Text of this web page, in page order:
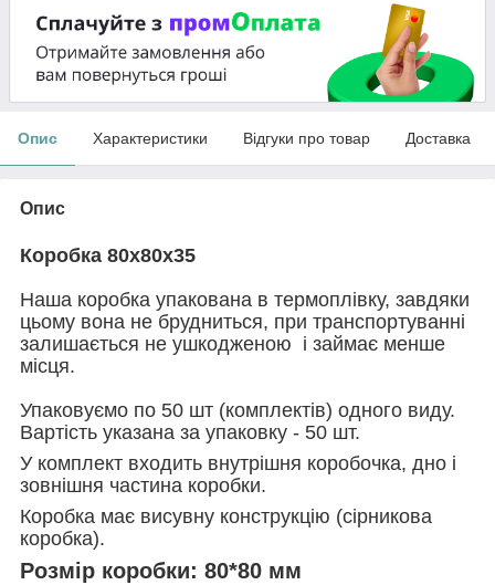
Опис Характеристики Відгуки про товар Доставка
Опис
Коробка 80х80х35
Наша коробка упакована в термоплівку, завдяки
цьому вона не брудниться, при транспортуванні
залишається не ушкодженою і займає менше
місця.
Упаковуємо по 50 шт (комплектів) одного виду.
Вартість указана за упаковку - 50 шт.
У комплект входить внутрішня коробочка, дно і
зовнішня частина коробки.
Коробка має висувну конструкцію (сірникова
коробка).
Розмір коробки: 80*80 мм